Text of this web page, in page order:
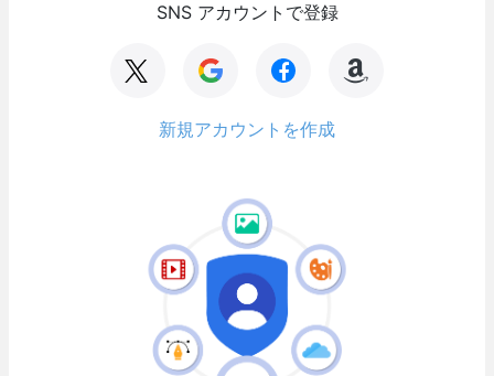
SNS アカウントで登録
新規アカウントを作成